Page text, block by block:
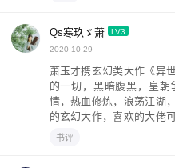
Qs寒玖ゞ萧 LV3
2020-10-29
萧玉才携玄幻类大作《异
的一切，黑暗腹黑，皇
情，热血修炼，浪荡江湖
的玄幻大作，喜欢的大佬
给您解乏，寻乐。
书评